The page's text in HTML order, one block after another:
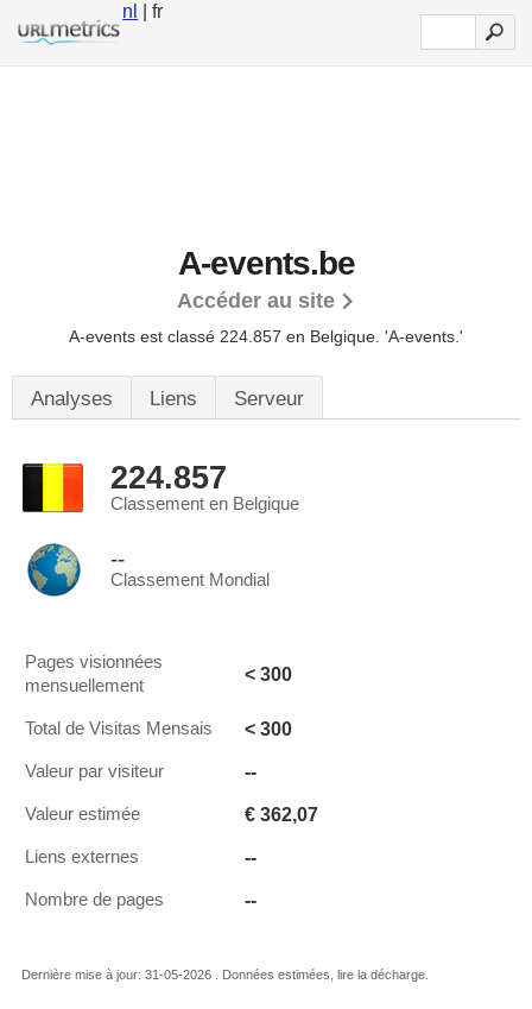
nl | fr
A-events.be
Accéder au site
A-events est classé 224.857 en Belgique. 'A-events.'
Analyses Liens Serveur
224.857
Classement en Belgique
--
Classement Mondial
Pages visionnées
mensuellement
< 300
Total de Visitas Mensais < 300
Valeur par visiteur --
Valeur estimée € 362,07
Liens externes --
Nombre de pages --
Dernière mise à jour: 31-05-2026 . Données estimées, lire la décharge.